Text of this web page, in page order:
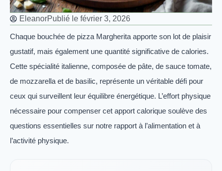
EleanorPublié le février 3, 2026
Chaque bouchée de pizza Margherita apporte son lot de plaisir
gustatif, mais également une quantité significative de calories.
Cette spécialité italienne, composée de pâte, de sauce tomate,
de mozzarella et de basilic, représente un véritable défi pour
ceux qui surveillent leur équilibre énergétique. L’effort physique
nécessaire pour compenser cet apport calorique soulève des
questions essentielles sur notre rapport à l’alimentation et à
l’activité physique.